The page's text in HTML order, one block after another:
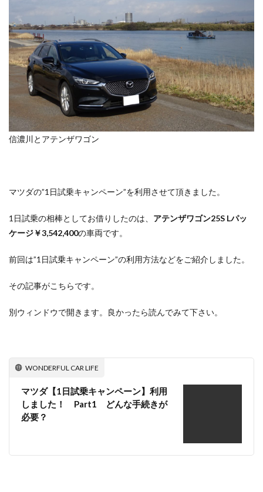
信濃川とアテンザワゴン
マツダの”1日試乗キャンペーン”を利用させて頂きました。
1日試乗の相棒としてお借りしたのは、 アテンザワゴン25S Lパッ
ケージ￥3,542,400の車両です。
前回は”1日試乗キャンペーン”の利用方法などをご紹介しました。
その記事がこちらです。
別ウィンドウで開きます。良かったら読んでみて下さい。
WONDERFUL CAR LIFE
マツダ【1日試乗キャンペーン】利用
しました！ Part1 どんな手続きが
必要？